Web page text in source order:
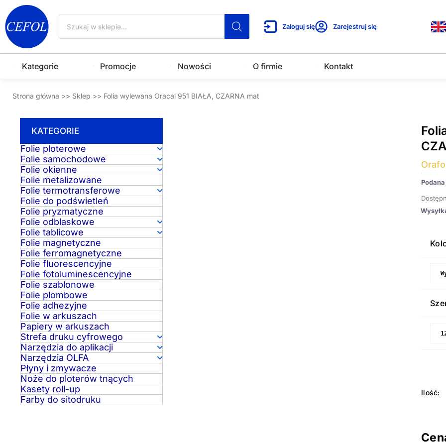
Przejdź
do
treści
produktów
Zaloguj się Zarejestruj się
Kategorie Promocje Nowości O firmie Kontakt
Strona główna >> Sklep >> Folia wylewana Oracal 951 BIAŁA, CZARNA mat
KATEGORIE
Folie ploterowe
Folie samochodowe
Folie okienne
Folie metalizowane
Folie termotransferowe
Folie do podświetleń
Folie pryzmatyczne
Folie odblaskowe
Folie tablicowe
Folie magnetyczne
Folie ferromagnetyczne
Folie fluorescencyjne
Folie fotoluminescencyjne
Folie szablonowe
Folie plombowe
Folie adhezyjne
Folie w arkuszach
Papiery w arkuszach
Strefa druku cyfrowego
Narzędzia do aplikacji
Narzędzia OLFA
Płyny i zmywacze
Noże do ploterów tnących
Kasety roll-up
Farby do sitodruku